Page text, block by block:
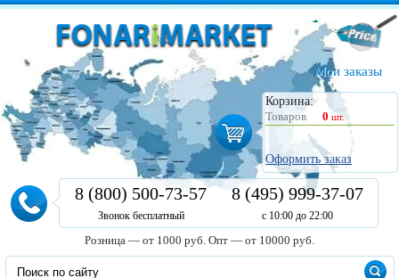
Мои заказы
Корзина:
Товаров
0 шт.
Оформить заказ
8 (800) 500-73-57
Звонок бесплатный
8 (495) 999-37-07
с 10:00 до 22:00
Розница — от 1000 руб. Опт — от 10000 руб.